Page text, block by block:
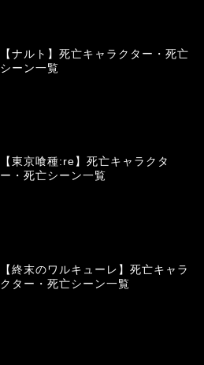
【ナルト】死亡キャラクター・死亡
シーン一覧
【東京喰種:re】死亡キャラクタ
ー・死亡シーン一覧
【終末のワルキューレ】死亡キャラ
クター・死亡シーン一覧